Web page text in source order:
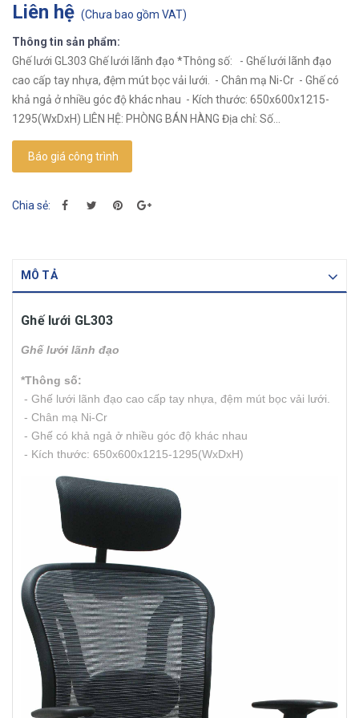
Liên hệ (Chưa bao gồm VAT)
Thông tin sản phẩm:
Ghế lưới GL303 Ghế lưới lãnh đạo *Thông số: - Ghế lưới lãnh đạo
cao cấp tay nhựa, đệm mút bọc vải lưới. - Chân mạ Ni-Cr - Ghế có
khả ngả ở nhiều góc độ khác nhau - Kích thước: 650x600x1215-
1295(WxDxH) LIÊN HỆ: PHÒNG BÁN HÀNG Địa chỉ: Số...
Báo giá công trình
Chia sẻ:
MÔ TẢ
Ghế lưới GL303
Ghế lưới lãnh đạo
*Thông số:
- Ghế lưới lãnh đạo cao cấp tay nhựa, đệm mút bọc vải lưới.
- Chân mạ Ni-Cr
- Ghế có khả ngả ở nhiều góc độ khác nhau
- Kích thước: 650x600x1215-1295(WxDxH)